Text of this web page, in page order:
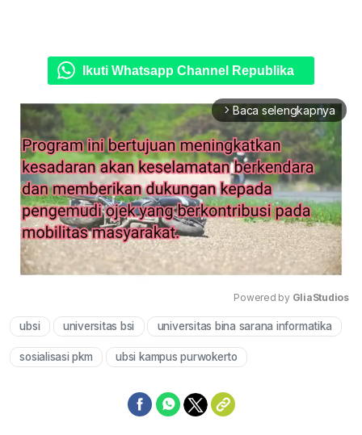
Ikuti Whatsapp Channel Republika
arrow_forward_ios Baca selengkapnya
Mute
Powered by GliaStudios
ubsi universitas bsi universitas bina sarana informatika
sosialisasi pkm ubsi kampus purwokerto